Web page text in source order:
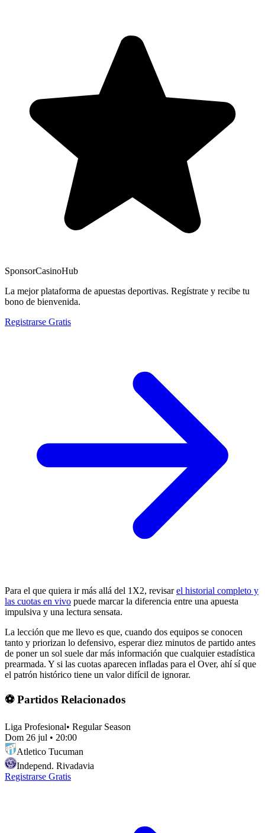
SponsorCasinoHub
La mejor plataforma de apuestas deportivas. Regístrate y recibe tu
bono de bienvenida.
Registrarse Gratis
Para el que quiera ir más allá del 1X2, revisarel historial completo y
las cuotas en vivo puede marcar la diferencia entre una apuesta
impulsiva y una lectura sensata.
La lección que me llevo es que, cuando dos equipos se conocen
tanto y priorizan lo defensivo, esperar diez minutos de partido antes
de poner un sol suele dar más información que cualquier estadística
prearmada. Y si las cuotas aparecen infladas para el Over, ahí sí que
el patrón histórico tiene un valor difícil de ignorar.
⚽ Partidos Relacionados
Liga Profesional• Regular Season
Dom 26 jul • 20:00
Atletico Tucuman
Independ. Rivadavia
Registrarse Gratis